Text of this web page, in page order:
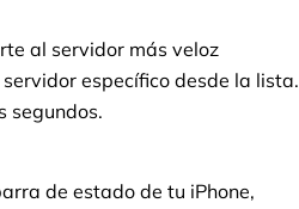
al servidor más veloz
específico desde la lista.
segundos.
de estado de tu iPhone,